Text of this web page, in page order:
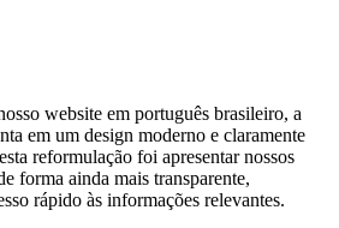
website em português brasileiro, a
em um design moderno e claramente
reformulação foi apresentar nossos
forma ainda mais transparente,
rápido às informações relevantes.